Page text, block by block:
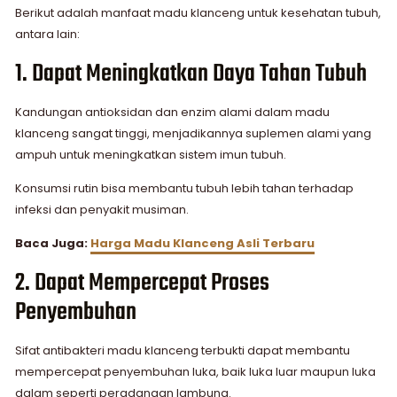
Berikut adalah manfaat madu klanceng untuk kesehatan tubuh,
antara lain:
1. Dapat Meningkatkan Daya Tahan Tubuh
Kandungan antioksidan dan enzim alami dalam madu
klanceng sangat tinggi, menjadikannya suplemen alami yang
ampuh untuk meningkatkan sistem imun tubuh.
Konsumsi rutin bisa membantu tubuh lebih tahan terhadap
infeksi dan penyakit musiman.
Baca Juga: Harga Madu Klanceng Asli Terbaru
2. Dapat Mempercepat Proses
Penyembuhan
Sifat antibakteri madu klanceng terbukti dapat membantu
mempercepat penyembuhan luka, baik luka luar maupun luka
dalam seperti peradangan lambung.